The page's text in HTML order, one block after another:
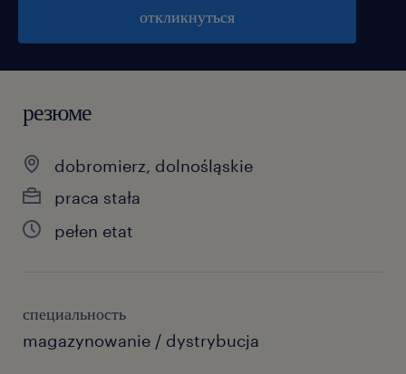
откликнуться
резюме
dobromierz, dolnośląskie
praca stała
pełen etat
специальность
magazynowanie / dystrybucja